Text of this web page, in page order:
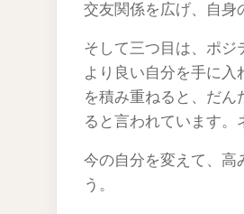
交友関係を広げ、自身
そして三つ目は、ポジ
より良い自分を手に
を積み重ねると、だ
ると言われています。
今の自分を変えて、高
う。